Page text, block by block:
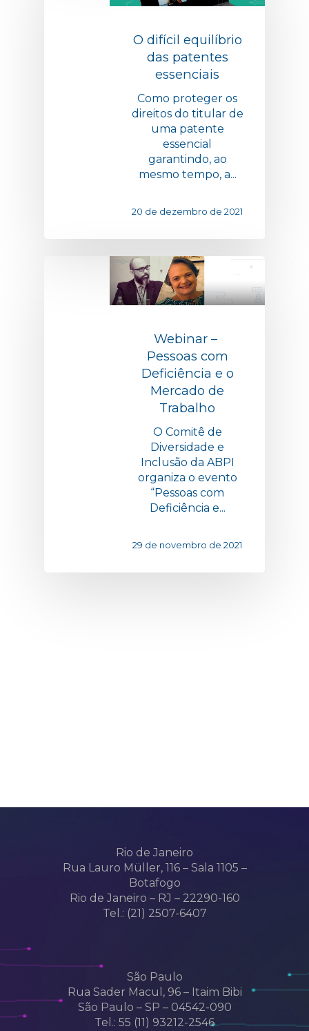
O difícil equilíbrio
das patentes
essenciais
Como proteger os
direitos do titular de
uma patente
essencial
garantindo, ao
mesmo tempo, a...
20 de dezembro de 2021
Webinar – ​​
Pessoas com
Deficiência e o
Mercado de
Trabalho
O Comitê de
Diversidade e
Inclusão da ABPI
organiza o evento
“Pessoas com
Deficiência e...
29 de novembro de 2021
Rio de Janeiro
Rua Lauro Müller, 116 – Sala 1105 –
Botafogo
Rio de Janeiro – RJ – 22290-160
Tel.: (21) 2507-6407
São Paulo
Rua Sader Macul, 96 – Itaim Bibi
São Paulo – SP – 04542-090
Tel.: 55 (11) 93212-2546